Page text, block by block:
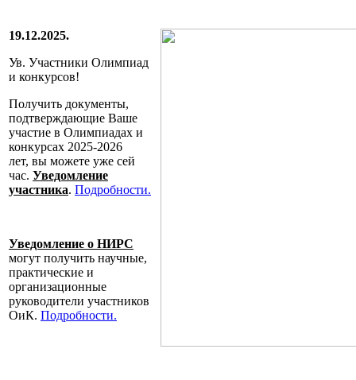
19.12.2025.
Ув. Участники Олимпиад
и конкурсов!
Получить документы,
подтверждающие Ваше
участие в Олимпиадах и
конкурсах 2025-2026
лет, вы можете уже сей
час. Уведомление
участника. Подробности.
Уведомление о НИРС
могут получить научные,
практические и
организационные
руководители участников
ОиК. Подробности.